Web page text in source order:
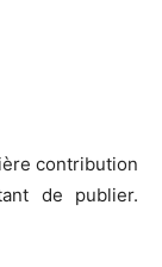
contribution
de publier.